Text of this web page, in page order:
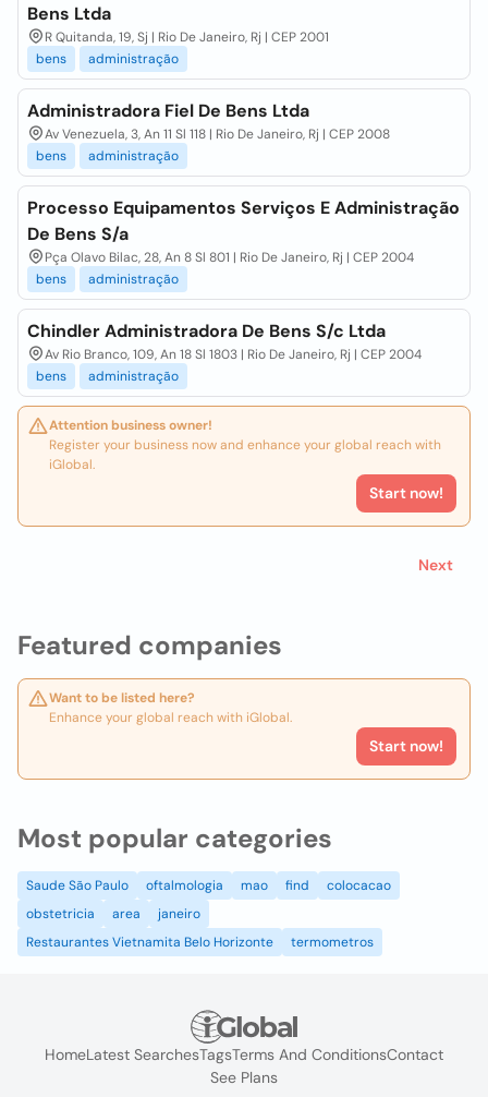
Featured companies
Want to be listed here?
Enhance your global reach with iGlobal.
Start now!
Bens Ltda
R Quitanda, 19, Sj | Rio De Janeiro, Rj | CEP 2001
bens
administração
Administradora Fiel De Bens Ltda
Av Venezuela, 3, An 11 Sl 118 | Rio De Janeiro, Rj | CEP 2008
bens
administração
Processo Equipamentos Serviços E Administração
De Bens S/a
Pça Olavo Bilac, 28, An 8 Sl 801 | Rio De Janeiro, Rj | CEP 2004
bens
administração
Chindler Administradora De Bens S/c Ltda
Av Rio Branco, 109, An 18 Sl 1803 | Rio De Janeiro, Rj | CEP 2004
bens
administração
Attention business owner!
Register your business now and enhance your global reach with
iGlobal.
Start now!
Next
Most popular categories
Saude São Paulo oftalmologia mao find
colocacao
obstetricia
area
janeiro
Restaurantes Vietnamita Belo Horizonte
termometros
HomeLatest SearchesTagsTerms And ConditionsContact
See Plans